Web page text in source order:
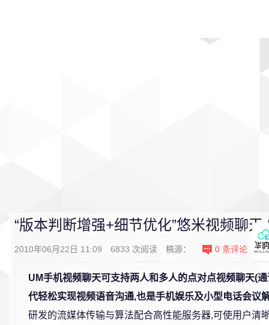
“版本判断增强+细节优化”悠米视频聊
2010年06月22日 11:09 6833 次阅读 稿源： 0 条评论
UM手机视频聊天可支持两人和多人的点对点视频聊天(
代轻松实现视频语音沟通,也是手机娱乐及小型电话会议
研发的流媒体传输与算法配合高性能服务器,可使用户清